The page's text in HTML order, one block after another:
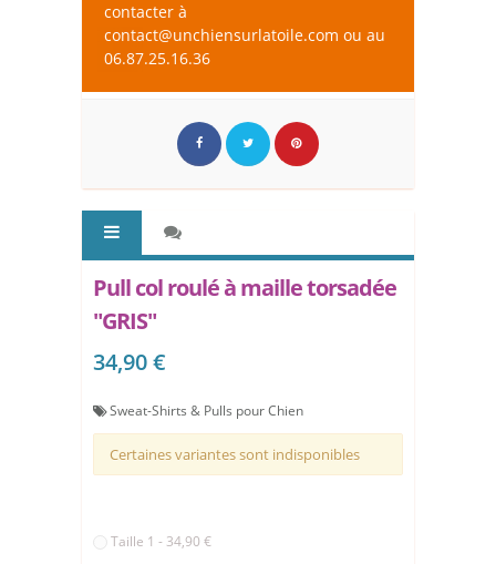
contacter à
contact@unchiensurlatoile.com ou au
06.87.25.16.36
Pull col roulé à maille torsadée
"GRIS"
34,90 €
Sweat-Shirts & Pulls pour Chien
Certaines variantes sont indisponibles
Taille 1 - 34,90 €